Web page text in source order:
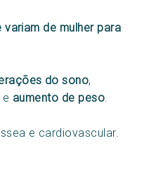
de mulher para
do sono,
e aumento de peso.
e cardiovascular.